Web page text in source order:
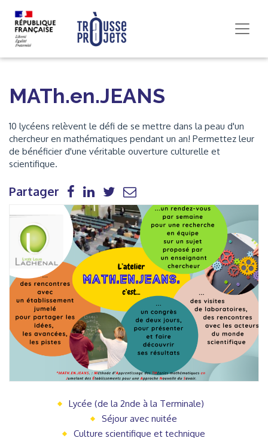
MATh.en.JEANS
10 lycéens relèvent le défi de se mettre dans la peau d'un
chercheur en mathématiques pendant un an! Permettez leur
de bénéficier d'une véritable ouverture culturelle et
scientifique.
Partager
Lycée (de la 2nde à la Terminale)
Séjour avec nuitée
Culture scientifique et technique